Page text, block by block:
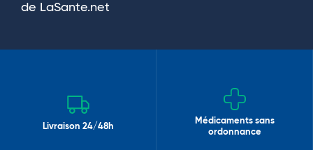
de LaSante.net
Livraison 24/48h
Médicaments sans
ordonnance